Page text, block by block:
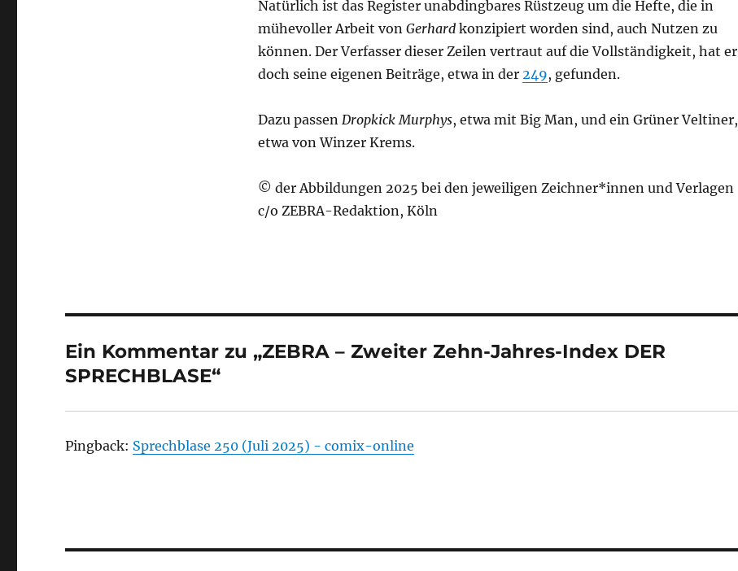
Natürlich ist das Register unabdingbares Rüstzeug um die Hefte, die in
mühevoller Arbeit von Gerhard konzipiert worden sind, auch Nutzen zu
können. Der Verfasser dieser Zeilen vertraut auf die Vollständigkeit, hat er
doch seine eigenen Beiträge, etwa in der 249, gefunden.
Dazu passen Dropkick Murphys, etwa mit Big Man, und ein Grüner Veltiner,
etwa von Winzer Krems.
© der Abbildungen 2025 bei den jeweiligen Zeichner*innen und Verlagen
c/o ZEBRA-Redaktion, Köln
Ein Kommentar zu „ZEBRA – Zweiter Zehn-Jahres-Index DER
SPRECHBLASE“
Pingback: Sprechblase 250 (Juli 2025) - comix-online